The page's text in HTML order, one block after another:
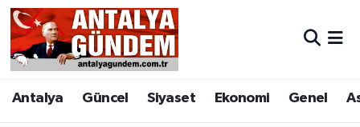
Antalya Güncel Siyaset Ekonomi Genel
Antalya
Asayiş
Antalya Nöbetçi Eczaneler
Antalya Hava Durumu